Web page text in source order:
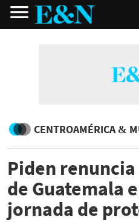
CENTROAMÉRICA &
Piden
de Guatemala
jornada de